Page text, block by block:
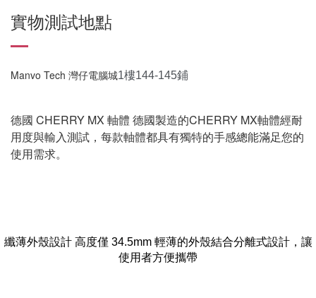
實物測試地點
Manvo Tech 灣仔電腦城1樓144-145鋪
德國 CHERRY MX 軸體 德國製造的CHERRY MX軸體經耐
用度與輸入測試，每款軸體都具有獨特的手感總能滿足您的
使用需求。
纖薄外殼設計 高度僅 34.5mm 輕薄的外殼結合分離式設計，讓
使用者方便攜帶